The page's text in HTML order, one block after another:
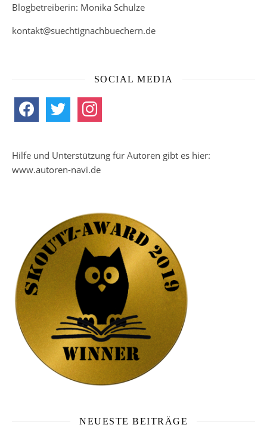
Blogbetreiberin: Monika Schulze
kontakt@suechtignachbuechern.de
SOCIAL MEDIA
facebook twitter instagram
Hilfe und Unterstützung für Autoren gibt es hier:
www.autoren-navi.de
NEUESTE BEITRÄGE